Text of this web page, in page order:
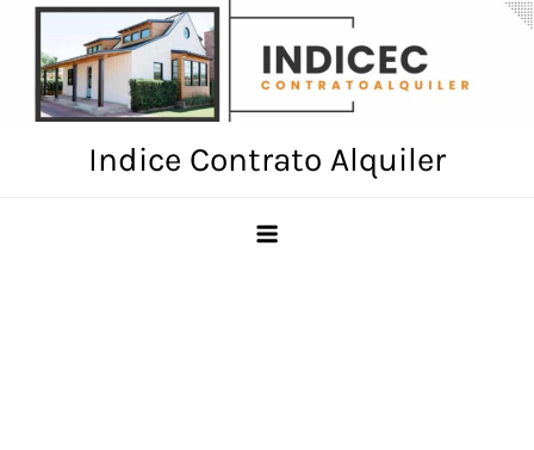
Skip
content
Indice Contrato Alquiler